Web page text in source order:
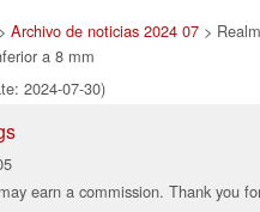
Archivo de noticias 2024 07>
a 8 mm
2024-07-30)
earn a commission. Thank you